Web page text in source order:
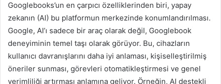
Googlebooks’un en çarpıcı özelliklerinden biri, yapay
zekanın (AI) bu platformun merkezinde konumlandırılması.
Google, AI’ı sadece bir araç olarak değil, Googlebook
deneyiminin temel taşı olarak görüyor. Bu, cihazların
kullanıcı davranışlarını daha iyi anlaması, kişiselleştirilmiş
öneriler sunması, görevleri otomatikleştirmesi ve genel
verimliliği artırması anlamına geliyor. Örneğin, AI destekli